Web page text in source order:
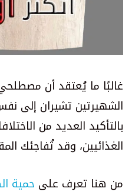
غالبًا ما يُعتقد أن
الشهيرتين تشيران إلى
بالتأكيد العديد من
الغذائيين، وقد تُفاجئك
من هنا تعرف على حمية